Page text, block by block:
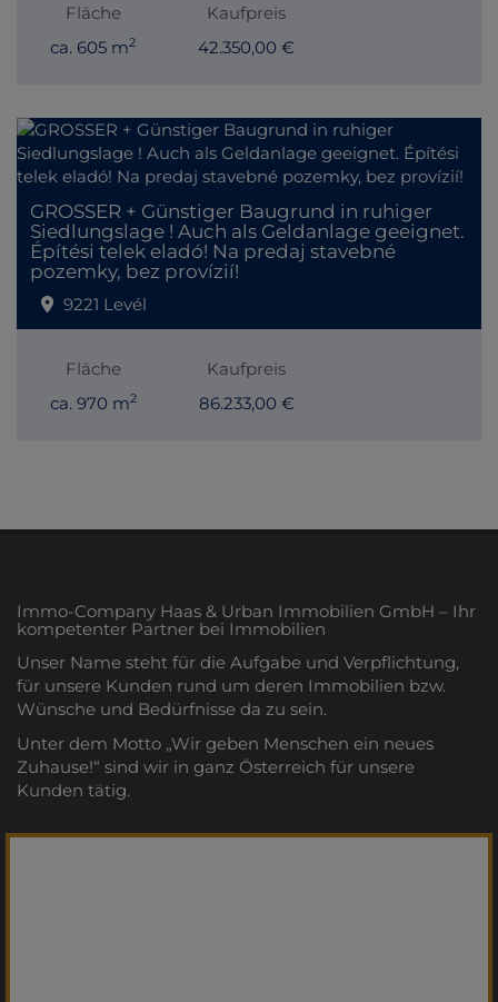
Fläche
ca. 605 m2
Kaufpreis
42.350,00 €
GROSSER + Günstiger Baugrund in ruhiger
Siedlungslage ! Auch als Geldanlage geeignet.
Építési telek eladó! Na predaj stavebné
pozemky, bez provízií!
9221 Levél
Fläche
ca. 970 m2
Kaufpreis
86.233,00 €
Immo-Company Haas & Urban Immobilien GmbH – Ihr
kompetenter Partner bei Immobilien
Unser Name steht für die Aufgabe und Verpflichtung,
für unsere Kunden rund um deren Immobilien bzw.
Wünsche und Bedürfnisse da zu sein.
Unter dem Motto „Wir geben Menschen ein neues
Zuhause!“ sind wir in ganz Österreich für unsere
Kunden tätig.